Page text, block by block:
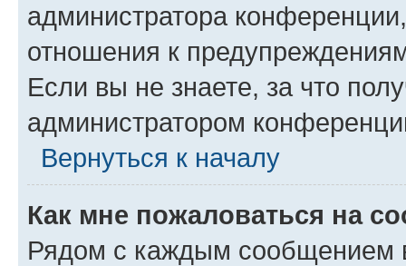
администратора
отношения к
Если вы не знаете, за что
администратором
Вернуться к началу
Как мне пожаловаться на
Рядом с каждым сообщением